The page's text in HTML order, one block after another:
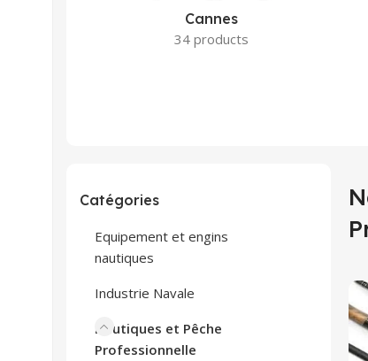
Cannes
34 products
Catégories
Equipement et engins
nautiques
Industrie Navale
Nautiques et Pêche
Professionnelle